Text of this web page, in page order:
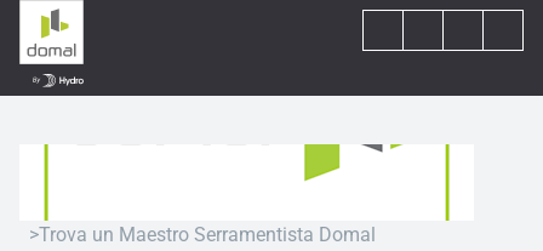
Trova un Maestro Serramentista Domal